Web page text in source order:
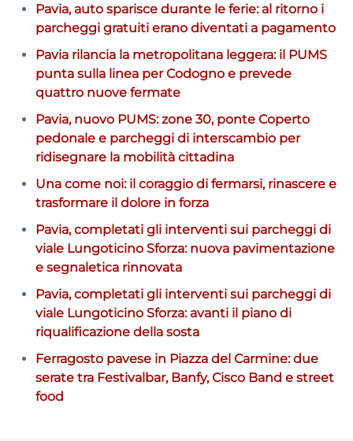
Pavia, auto sparisce durante le ferie: al ritorno i
parcheggi gratuiti erano diventati a pagamento
Pavia rilancia la metropolitana leggera: il PUMS
punta sulla linea per Codogno e prevede
quattro nuove fermate
Pavia, nuovo PUMS: zone 30, ponte Coperto
pedonale e parcheggi di interscambio per
ridisegnare la mobilità cittadina
Una come noi: il coraggio di fermarsi, rinascere e
trasformare il dolore in forza
Pavia, completati gli interventi sui parcheggi di
viale Lungoticino Sforza: nuova pavimentazione
e segnaletica rinnovata
Pavia, completati gli interventi sui parcheggi di
viale Lungoticino Sforza: avanti il piano di
riqualificazione della sosta
Ferragosto pavese in Piazza del Carmine: due
serate tra Festivalbar, Banfy, Cisco Band e street
food